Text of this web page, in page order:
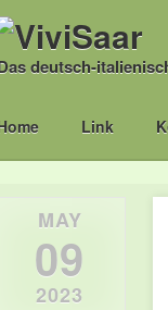
deutsch-
menu Link
MAY
09
2023